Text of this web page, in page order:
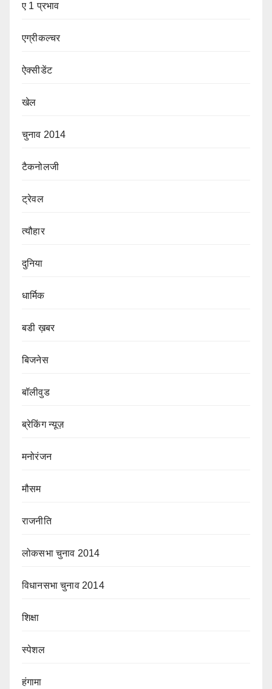
ए 1 प्रभाव
एग्रीकल्चर
ऐक्सीडेंट
खेल
चुनाव 2014
टैकनोलजी
ट्रेवल
त्यौहार
दुनिया
धार्मिक
बडी ख़बर
बिजनेस
बॉलीवुड
ब्रेकिंग न्यूज़
मनोरंजन
मौसम
राजनीति
लोकसभा चुनाव 2014
विधानसभा चुनाव 2014
शिक्षा
स्पेशल
हंगामा